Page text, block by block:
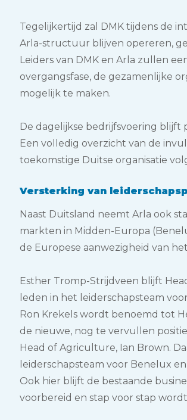
Tegelijkertijd zal DMK tijdens de
Arla-structuur blijven opereren,
Leiders van DMK en Arla zullen
overgangsfase, de gezamenlijke
mogelijk te maken.
De dagelijkse bedrijfsvoering blijft
Een volledig overzicht van de
toekomstige Duitse organisatie
Versterking van
Naast Duitsland neemt Arla ook
markten in Midden-Europa
de Europese aanwezigheid van
Esther Tromp-Strijdveen blijft
leden in het leiderschapsteam
Ron Krekels wordt benoemd tot
de nieuwe, nog te vervullen
Head of Agriculture, Ian Brown.
leiderschapsteam voor Benelux
Ook hier blijft de bestaande
voorbereid en stap voor stap